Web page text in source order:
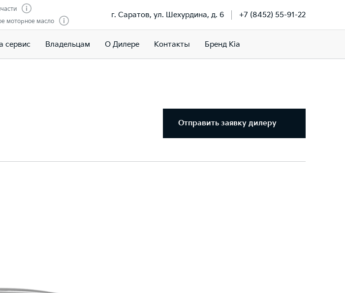
моторное масло
г. Саратов, ул. Шехурдина, д. 6 +7 (8452) 55-91-22
сервис Владельцам О Дилере Контакты Бренд Kia
Отправить заявку дилеру